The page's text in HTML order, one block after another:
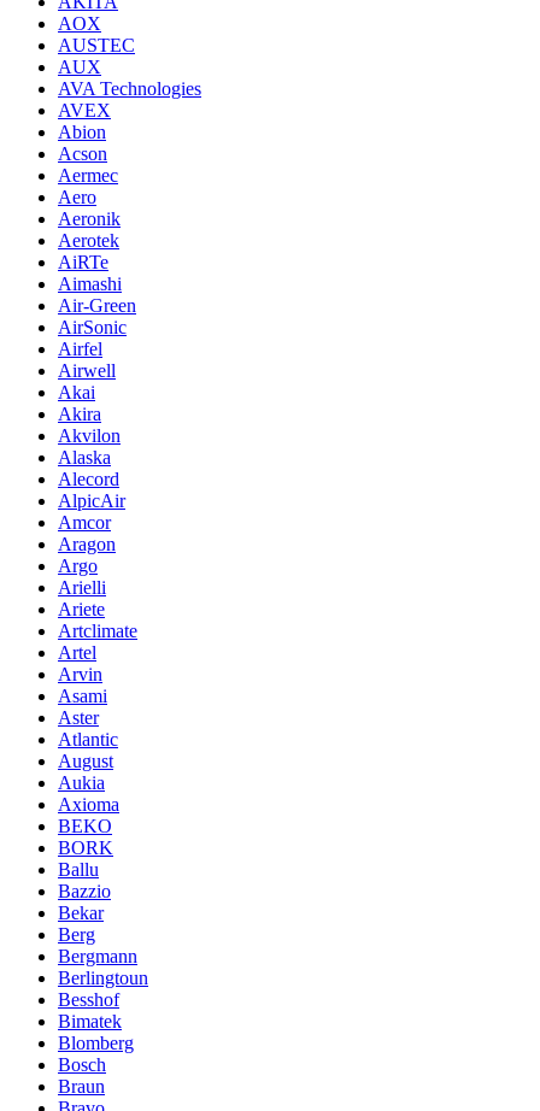
AOX
AUSTEC
AUX
AVA Technologies
AVEX
Abion
Acson
Aermec
Aero
Aeronik
Aerotek
AiRTe
Aimashi
Air-Green
AirSonic
Airfel
Airwell
Akai
Akira
Akvilon
Alaska
Alecord
AlpicAir
Amcor
Aragon
Argo
Arielli
Ariete
Artclimate
Artel
Arvin
Asami
Aster
Atlantic
August
Aukia
Axioma
BEKO
BORK
Ballu
Bazzio
Bekar
Berg
Bergmann
Berlingtoun
Besshof
Bimatek
Blomberg
Bosch
Braun